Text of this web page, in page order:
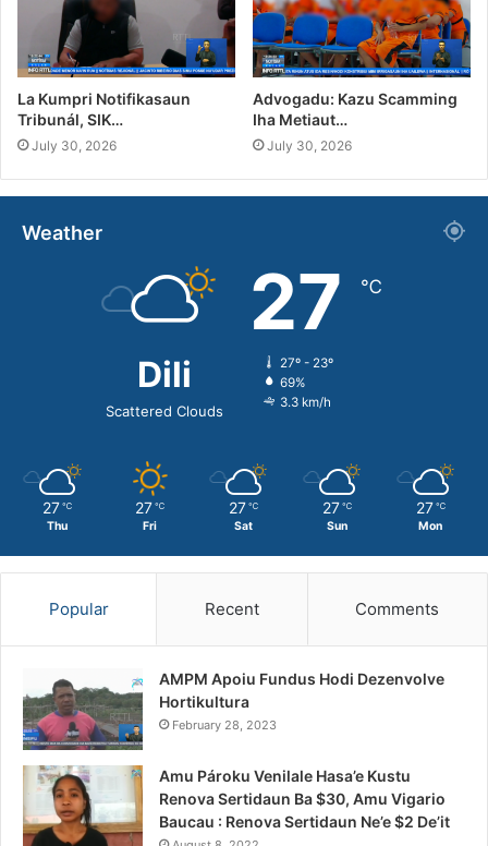
La Kumpri Notifikasaun
Tribunál, SIK…
July 30, 2026
Advogadu: Kazu Scamming
Iha Metiaut…
July 30, 2026
Weather
Dili
Scattered Clouds
27 ℃
27º - 23º
69%
3.3 km/h
27 ℃
Thu
27 ℃
Fri
27 ℃
Sat
27 ℃
Sun
27 ℃
Mon
Popular Recent Comments
AMPM Apoiu Fundus Hodi Dezenvolve
Hortikultura
February 28, 2023
Amu Pároku Venilale Hasa’e Kustu
Renova Sertidaun Ba $30, Amu Vigario
Baucau : Renova Sertidaun Ne’e $2 De’it